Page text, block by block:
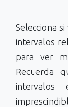
Selecciona
intervalos
para ver
Recuerda